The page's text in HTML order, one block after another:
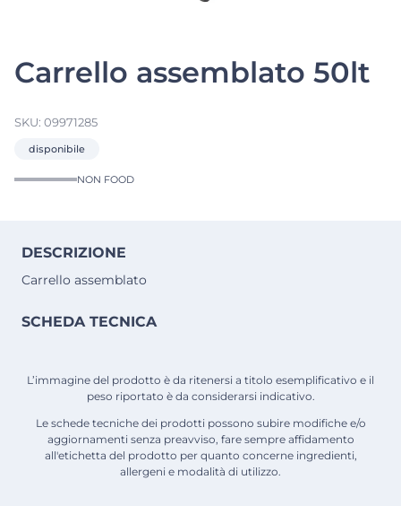
Carrello assemblato 50lt
SKU: 09971285
disponibile
NON FOOD
DESCRIZIONE
Carrello assemblato
SCHEDA TECNICA
L’immagine del prodotto è da ritenersi a titolo esemplificativo e il
peso riportato è da considerarsi indicativo.
Le schede tecniche dei prodotti possono subire modifiche e/o
aggiornamenti senza preavviso, fare sempre affidamento
all'etichetta del prodotto per quanto concerne ingredienti,
allergeni e modalità di utilizzo.